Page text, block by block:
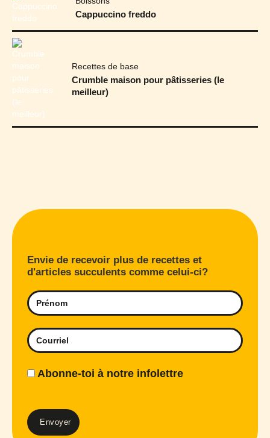
Cappuccino freddo
Recettes de base
Crumble maison pour pâtisseries (le
meilleur)
Envie de recevoir plus de recettes et
d'articles succulents comme celui-ci?
Abonne-toi à notre infolettre